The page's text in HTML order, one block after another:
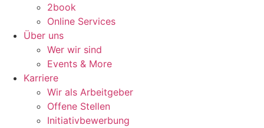
2book
Online Services
Über uns
Wer wir sind
Events & More
Karriere
Wir als Arbeitgeber
Offene Stellen
Initiativbewerbung